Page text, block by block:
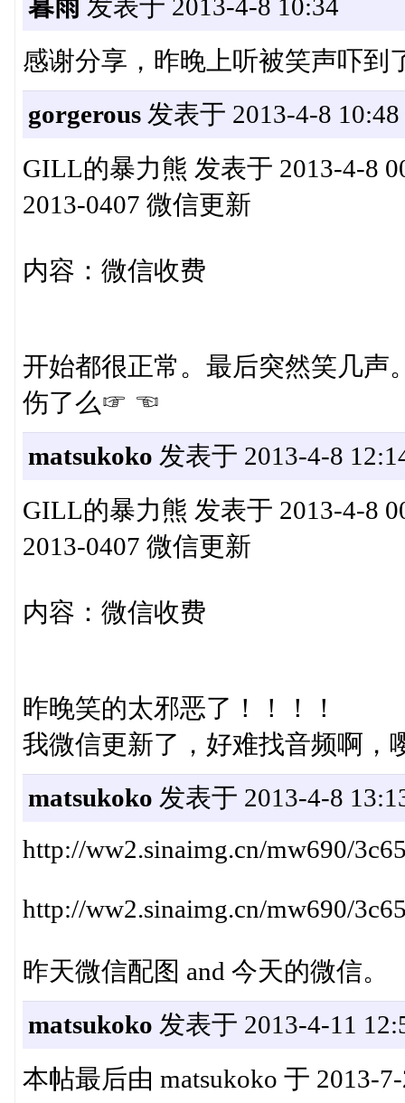
暮雨发表于 2013-4-8 10:34
感谢分享，昨晚上听被笑声吓到
gorgerous发表于 2013-4-8 10:48
GILL的暴力熊 发表于 2013-4-8
2013-0407 微信更新
内容：微信收费
开始都很正常。最后突然笑几声
伤了么☞ ☜
matsukoko 发表于 2013-4-8
GILL的暴力熊 发表于 2013-4-8
2013-0407 微信更新
内容：微信收费
昨晚笑的太邪恶了！！！！
我微信更新了，好难找音频啊，
matsukoko 发表于 2013-4-8
http://ww2.sinaimg.cn/mw690/
http://ww2.sinaimg.cn/mw690/
昨天微信配图 and 今天的微信。
matsukoko 发表于 2013-4-11
本帖最后由 matsukoko 于 2013-